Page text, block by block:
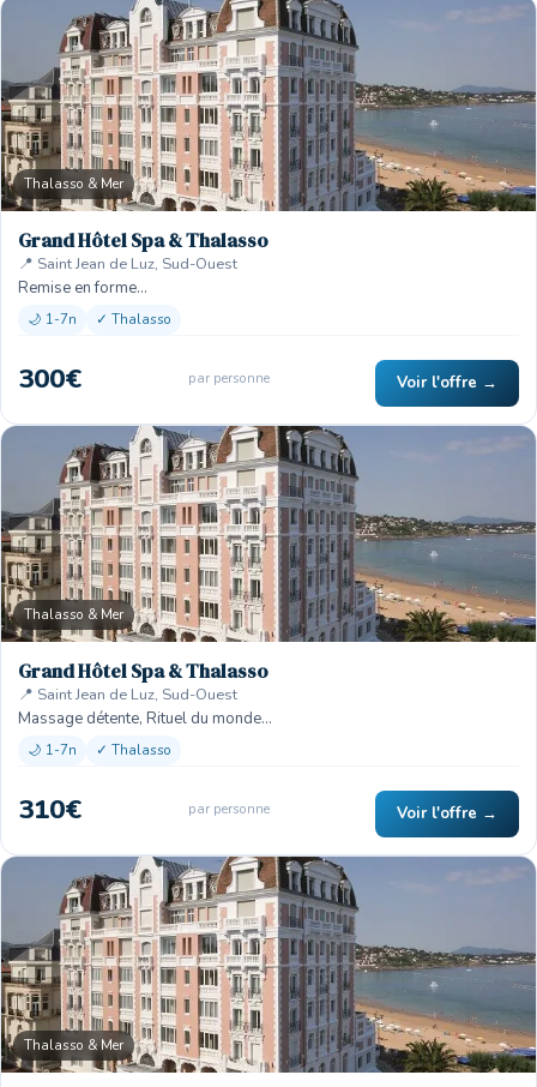
Thalasso & Mer
Grand Hôtel Spa & Thalasso
📍 Saint Jean de Luz, Sud-Ouest
Remise en forme…
🌙 1-7n ✓ Thalasso
300€ par personne Voir l'offre →
Thalasso & Mer
Grand Hôtel Spa & Thalasso
📍 Saint Jean de Luz, Sud-Ouest
Massage détente, Rituel du monde…
🌙 1-7n ✓ Thalasso
310€ par personne Voir l'offre →
Thalasso & Mer